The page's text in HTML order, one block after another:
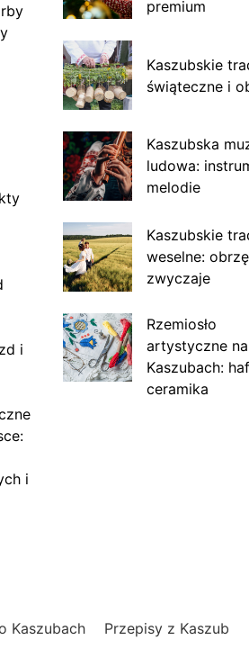
i
i
premium
Kaszubskie
świąteczne i
Kaszubska
ludowa:
melodie
Kaszubskie
weselne:
zwyczaje
Rzemiosło
artystyczne na
Kaszubach:
ceramika
Kaszubach Przepisy z Kaszub